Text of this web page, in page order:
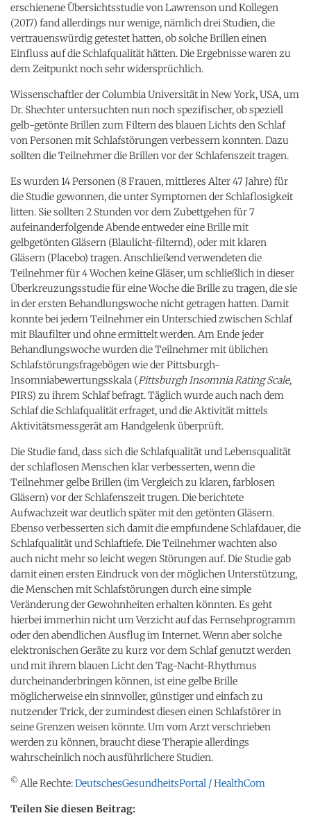
erschienene Übersichtsstudie von Lawrenson und Kollegen
(2017) fand allerdings nur wenige, nämlich drei Studien, die
vertrauenswürdig getestet hatten, ob solche Brillen einen
Einfluss auf die Schlafqualität hätten. Die Ergebnisse waren zu
dem Zeitpunkt noch sehr widersprüchlich.
Wissenschaftler der Columbia Universität in New York, USA, um
Dr. Shechter untersuchten nun noch spezifischer, ob speziell
gelb-getönte Brillen zum Filtern des blauen Lichts den Schlaf
von Personen mit Schlafstörungen verbessern konnten. Dazu
sollten die Teilnehmer die Brillen vor der Schlafenszeit tragen.
Es wurden 14 Personen (8 Frauen, mittleres Alter 47 Jahre) für
die Studie gewonnen, die unter Symptomen der Schlaflosigkeit
litten. Sie sollten 2 Stunden vor dem Zubettgehen für 7
aufeinanderfolgende Abende entweder eine Brille mit
gelbgetönten Gläsern (Blaulicht-filternd), oder mit klaren
Gläsern (Placebo) tragen. Anschließend verwendeten die
Teilnehmer für 4 Wochen keine Gläser, um schließlich in dieser
Überkreuzungsstudie für eine Woche die Brille zu tragen, die sie
in der ersten Behandlungswoche nicht getragen hatten. Damit
konnte bei jedem Teilnehmer ein Unterschied zwischen Schlaf
mit Blaufilter und ohne ermittelt werden. Am Ende jeder
Behandlungswoche wurden die Teilnehmer mit üblichen
Schlafstörungsfragebögen wie der Pittsburgh-
Insomniabewertungsskala (Pittsburgh Insomnia Rating Scale,
PIRS) zu ihrem Schlaf befragt. Täglich wurde auch nach dem
Schlaf die Schlafqualität erfraget, und die Aktivität mittels
Aktivitätsmessgerät am Handgelenk überprüft.
Die Studie fand, dass sich die Schlafqualität und Lebensqualität
der schlaflosen Menschen klar verbesserten, wenn die
Teilnehmer gelbe Brillen (im Vergleich zu klaren, farblosen
Gläsern) vor der Schlafenszeit trugen. Die berichtete
Aufwachzeit war deutlich später mit den getönten Gläsern.
Ebenso verbesserten sich damit die empfundene Schlafdauer, die
Schlafqualität und Schlaftiefe. Die Teilnehmer wachten also
auch nicht mehr so leicht wegen Störungen auf. Die Studie gab
damit einen ersten Eindruck von der möglichen Unterstützung,
die Menschen mit Schlafstörungen durch eine simple
Veränderung der Gewohnheiten erhalten könnten. Es geht
hierbei immerhin nicht um Verzicht auf das Fernsehprogramm
oder den abendlichen Ausflug im Internet. Wenn aber solche
elektronischen Geräte zu kurz vor dem Schlaf genutzt werden
und mit ihrem blauen Licht den Tag-Nacht-Rhythmus
durcheinanderbringen können, ist eine gelbe Brille
möglicherweise ein sinnvoller, günstiger und einfach zu
nutzender Trick, der zumindest diesen einen Schlafstörer in
seine Grenzen weisen könnte. Um vom Arzt verschrieben
werden zu können, braucht diese Therapie allerdings
wahrscheinlich noch ausführlichere Studien.
© Alle Rechte:DeutschesGesundheitsPortal / HealthCom
Teilen Sie diesen Beitrag: